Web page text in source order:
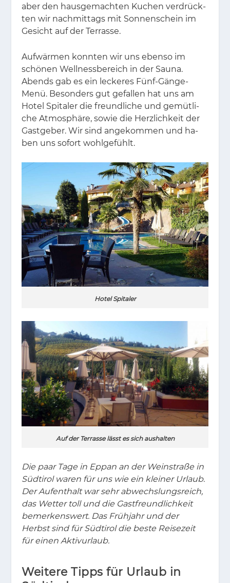
aber den haus­ge­mach­ten Ku­chen ver­drück­
ten wir nach­mit­tags mit Son­nen­schein im
Ge­sicht auf der Ter­ras­se.
Auf­wär­men konn­ten wir uns eben­so im
schö­nen Well­ness­be­reich in der Sau­na.
Abends gab es ein le­cke­res Fünf-Gän­ge-
Menü. Be­son­ders gut ge­fal­len hat uns am
Ho­tel Spi­ta­ler die freund­li­che und ge­müt­li­
che At­mo­sphä­re, so­wie die Herz­lich­keit der
Gast­ge­ber. Wir sind an­ge­kom­men und ha­
ben uns so­fort wohl­ge­fühlt.
Hotel Spitaler
Auf der Terrasse lässt es sich aushalten
Die paar Tage in Eppan an der Weinstraße in
Südtirol waren für uns wie ein kleiner Urlaub.
Der Aufenthalt war sehr abwechslungsreich,
das Wetter toll und die Gastfreundlichkeit
bemerkenswert. Das Frühjahr und der
Herbst sind für Südtirol die beste Reisezeit
für einen Aktivurlaub.
Weitere Tipps für Urlaub in